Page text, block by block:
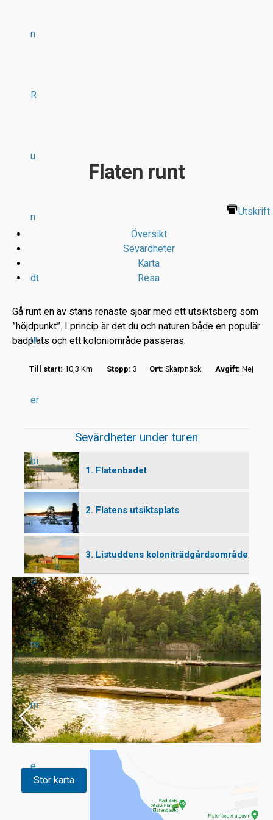
n
R
u
n
dt
ur
er
bi
l
P
ro
m
e
Flaten runt
Utskrift
Översikt
Sevärdheter
Karta
Resa
Gå runt en av stans renaste sjöar med ett utsiktsberg som
”höjdpunkt”. I princip är det du och naturen både en populär
badplats och ett koloniområde passeras.
Till start: 10,3 Km Stopp: 3 Ort: Skarpnäck Avgift: Nej
Sevärdheter under turen
1. Flatenbadet
2. Flatens utsiktsplats
3. Listuddens koloniträdgårdsområde
Stor karta